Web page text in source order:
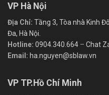
VP Hà Nội
Địa Chỉ: Tầng 3, Tòa nhà Kinh
Đa, Hà Nội.
Hotline: 0904.340.664 – Chat
Email: ha.nguyen@sblaw.vn
VP TP.Hồ Chí Minh